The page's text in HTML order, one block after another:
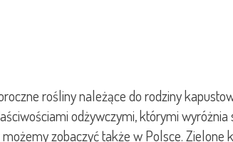
rośliny należące do rodziny
odżywczymi, którymi wyróżnia
zobaczyć także w Polsce. Zielone